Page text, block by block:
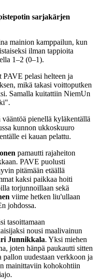
sarjakärjen
mainion kamppailun, kun
ilman tappioita
1–2 (0–1).
pelasi helteen ja
mikä takasi voittoputken
Samalla kuitattiin NiemUn
pienellä kyläkentällä
kunnon ukkoskuuro
ei kauan pelattu.
pamautti rajaheiton
PAVE puolusti
pitämään etäällä
kaksi paikkaa hoiti
torjunnoillaan sekä
viime hetken liu'ullaan
johdossa.
tasoittamaan
nousi maalivainun
Junnikkala. Yksi miehen
joten hänpä paukautti sitten
pallon uudestaan verkkoon ja
mainittaviin kohokohtiin